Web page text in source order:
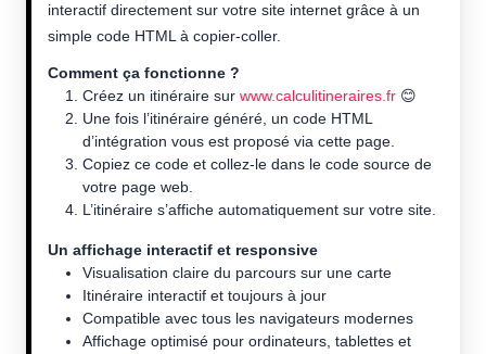
interactif directement sur votre site internet grâce à un
simple code HTML à copier-coller.
Comment ça fonctionne ?
Créez un itinéraire sur www.calculitineraires.fr 😊
Une fois l’itinéraire généré, un code HTML
d’intégration vous est proposé via cette page.
Copiez ce code et collez-le dans le code source de
votre page web.
L’itinéraire s’affiche automatiquement sur votre site.
Un affichage interactif et responsive
Visualisation claire du parcours sur une carte
Itinéraire interactif et toujours à jour
Compatible avec tous les navigateurs modernes
Affichage optimisé pour ordinateurs, tablettes et